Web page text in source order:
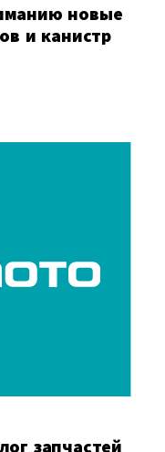
новые
и канистр
запчастей